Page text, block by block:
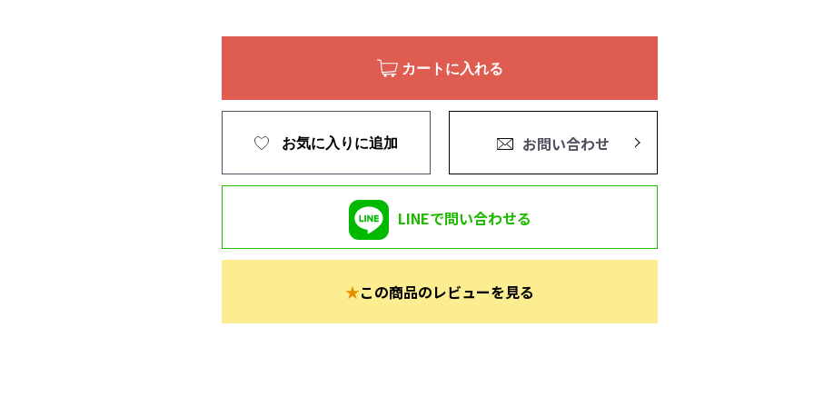
カートに入れる
お気に入りに追加 お問い合わせ
LINEで問い合わせる
★この商品のレビューを見る